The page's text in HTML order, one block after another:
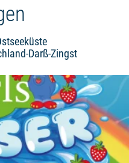
Darß-Zingst